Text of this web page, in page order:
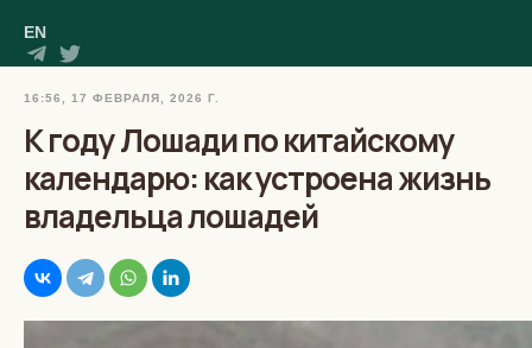
EN
16:56, 17 ФЕВРАЛЯ, 2026 Г.
К году Лошади по китайскому
календарю: как устроена жизнь
владельца лошадей